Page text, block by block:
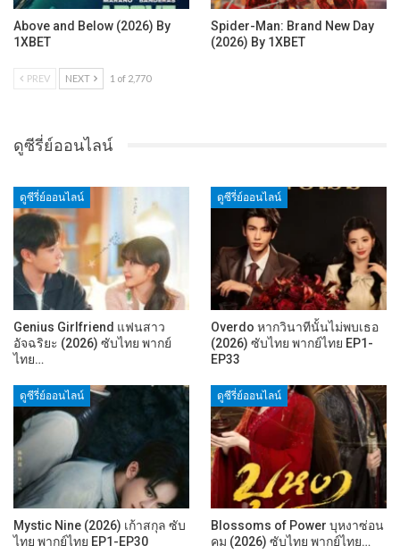
Above and Below (2026) By
1XBET
Spider-Man: Brand New Day
(2026) By 1XBET
PREV NEXT 1 of 2,770
ดูซีรี่ย์ออนไลน์
ดูซีรี่ย์ออนไลน์
Genius Girlfriend แฟนสาว
อัจฉริยะ (2026) ซับไทย พากย์
ไทย…
ดูซีรี่ย์ออนไลน์
Overdo หากวินาทีนั้นไม่พบเธอ
(2026) ซับไทย พากย์ไทย EP1-
EP33
ดูซีรี่ย์ออนไลน์
Mystic Nine (2026) เก้าสกุล ซับ
ไทย พากย์ไทย EP1-EP30
ดูซีรี่ย์ออนไลน์
Blossoms of Power บุหงาซ่อน
คม (2026) ซับไทย พากย์ไทย…